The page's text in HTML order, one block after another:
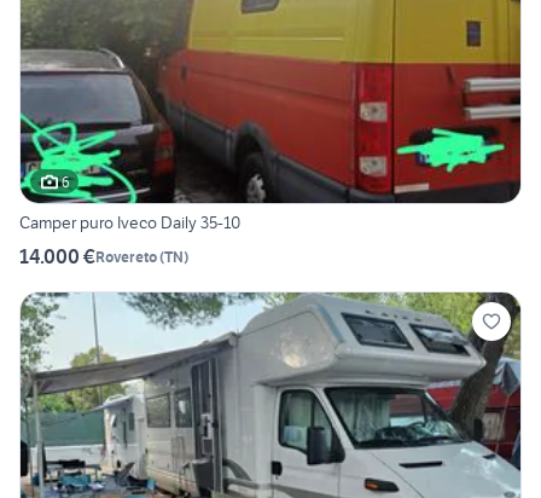
6
Camper puro Iveco Daily 35-10
14.000 €Rovereto(TN)